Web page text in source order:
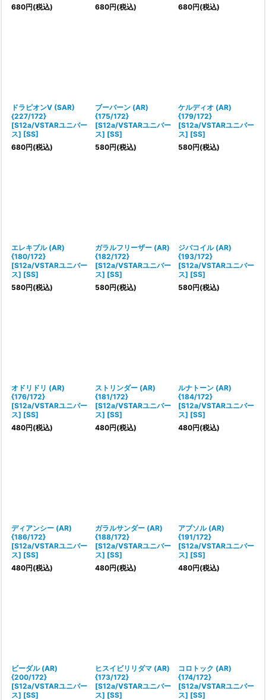
680円(税込) 680円(税込) 680円(税込)
ドラピオンV (SAR)
{227/172}
[S12a/VSTARユニバー
ス] [SS]
680円(税込)
ブーバーン (AR)
{175/172}
[S12a/VSTARユニバー
ス] [SS]
580円(税込)
ケルディオ (AR)
{179/172}
[S12a/VSTARユニバー
ス] [SS]
580円(税込)
エレキブル (AR)
{180/172}
[S12a/VSTARユニバー
ス] [SS]
580円(税込)
ガラルフリーザー (AR)
{182/172}
[S12a/VSTARユニバー
ス] [SS]
580円(税込)
ジバコイル (AR)
{193/172}
[S12a/VSTARユニバー
ス] [SS]
580円(税込)
オドリドリ (AR)
{176/172}
[S12a/VSTARユニバー
ス] [SS]
480円(税込)
ストリンダー (AR)
{181/172}
[S12a/VSTARユニバー
ス] [SS]
480円(税込)
ルナトーン (AR)
{184/172}
[S12a/VSTARユニバー
ス] [SS]
480円(税込)
ディアンシー (AR)
{186/172}
[S12a/VSTARユニバー
ス] [SS]
480円(税込)
ガラルサンダー (AR)
{188/172}
[S12a/VSTARユニバー
ス] [SS]
480円(税込)
アブソル (AR)
{191/172}
[S12a/VSTARユニバー
ス] [SS]
480円(税込)
ビーダル (AR)
{200/172}
[S12a/VSTARユニバー
ス] [SS]
ヒスイビリリダマ (AR)
{173/172}
[S12a/VSTARユニバー
ス] [SS]
コロトック (AR)
{174/172}
[S12a/VSTARユニバー
ス] [SS]